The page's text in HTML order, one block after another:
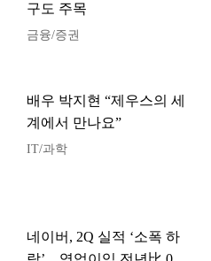
구도 주목
금융/증권
배우 박지현 “제우스의 세
계에서 만나요”
IT/과학
네이버, 2Q 실적 ‘소폭 하